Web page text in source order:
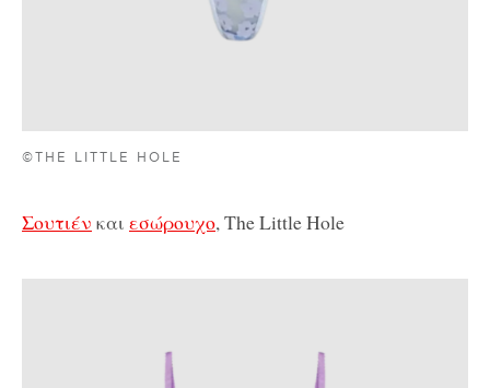
©THE LITTLE HOLE
Σουτιέν και εσώρουχο, The Little Hole